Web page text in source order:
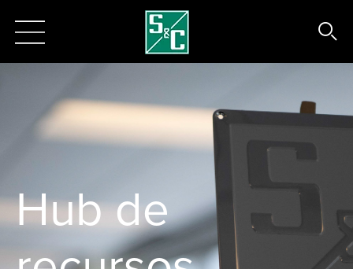
Hub de